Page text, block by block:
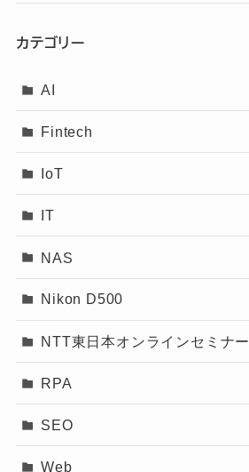
カテゴリー
AI
Fintech
IoT
IT
NAS
Nikon D500
NTT東日本オンラインセミナー
RPA
SEO
Web